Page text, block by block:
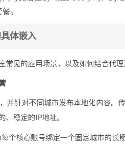
。
体嵌入
见的应用场景，以及如何结合代理
并针对不同城市发布本地化内容。
、稳定的IP地址。
个核心账号绑定一个固定城市的长